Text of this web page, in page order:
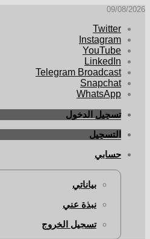
09/08/2026
Twitter
Instagram
YouTube
LinkedIn
Telegram Broadcast
Snapchat
WhatsApp
تسجيل الدخول
التسجيل
حسابي
بياناتي
نبذة عني
تسجيل الخروج